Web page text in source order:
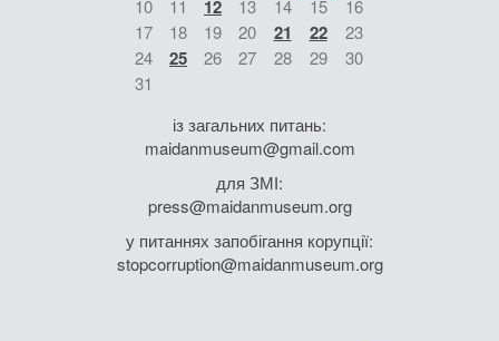
10
11 12 13 14 15
16
17
18 19 20 21 22
23
24
25 26 27 28 29
30
31
із загальних питань:
maidanmuseum@gmail.com
для ЗМІ:
press@maidanmuseum.org
у питаннях запобігання корупції:
stopcorruption@maidanmuseum.org